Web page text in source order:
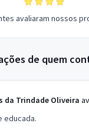
avaliaram nossos
de quem
da Trindade Oliveira
educada.